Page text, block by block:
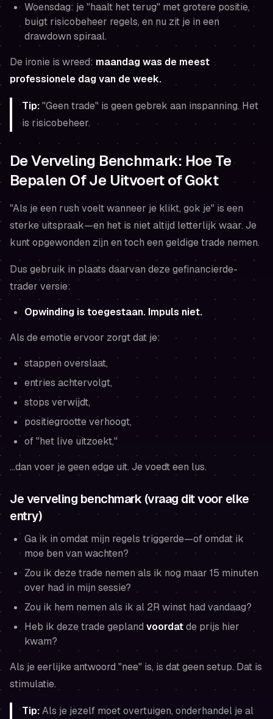
Woensdag: je "haalt het terug" met grotere positie,
buigt risicobeheer regels, en nu zit je in een
drawdown spiraal.
De ironie is wreed: maandag was de meest
professionele dag van de week.
Tip:"Geen trade" is geen gebrek aan inspanning. Het
is risicobeheer.
De Verveling Benchmark: Hoe Te
Bepalen Of Je Uitvoert of Gokt
"Als je een rush voelt wanneer je klikt, gok je" is een
sterke uitspraak—en het is niet altijd letterlijk waar. Je
kunt opgewonden zijn en toch een geldige trade nemen.
Dus gebruik in plaats daarvan deze gefinancierde-
trader versie:
Opwinding is toegestaan. Impuls niet.
Als de emotie ervoor zorgt dat je:
stappen overslaat,
entries achtervolgt,
stops verwijdt,
positiegrootte verhoogt,
of "het live uitzoekt,"
…dan voer je geen edge uit. Je voedt een lus.
Je verveling benchmark (vraag dit voor elke
entry)
Ga ik in omdat mijn regels triggerde—of omdat ik
moe ben van wachten?
Zou ik deze trade nemen als ik nog maar 15 minuten
over had in mijn sessie?
Zou ik hem nemen als ik al 2R winst had vandaag?
Heb ik deze trade gepland voordatde prijs hier
kwam?
Als je eerlijke antwoord "nee" is, is dat geen setup. Dat is
stimulatie.
Tip:Als je jezelf moet overtuigen, onderhandel je al